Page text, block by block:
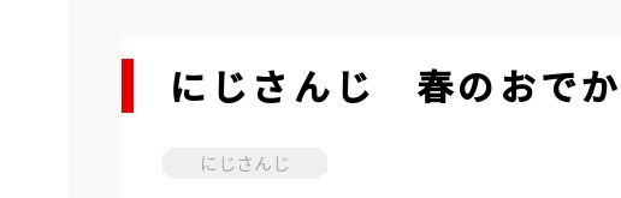
にじさんじ 春のおで
にじさんじ